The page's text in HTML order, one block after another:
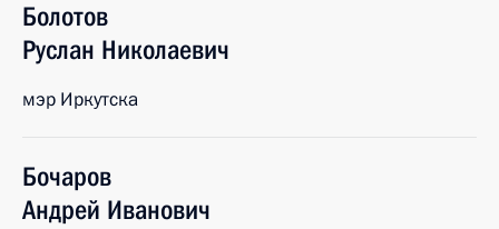
Болотов
Руслан Николаевич
мэр Иркутска
Бочаров
Андрей Иванович